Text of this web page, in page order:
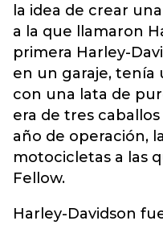
la idea de crear
a la que llamaron
primera Harley-
en un garaje,
con una lata de
era de tres
año de operación,
motocicletas a las
Fellow.
Harley-Davidson